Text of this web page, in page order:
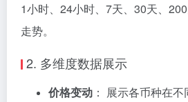
1小时、24小时、7天、30天、
走势。
2. 多维度数据展示
价格变动 ： 展示各币种在